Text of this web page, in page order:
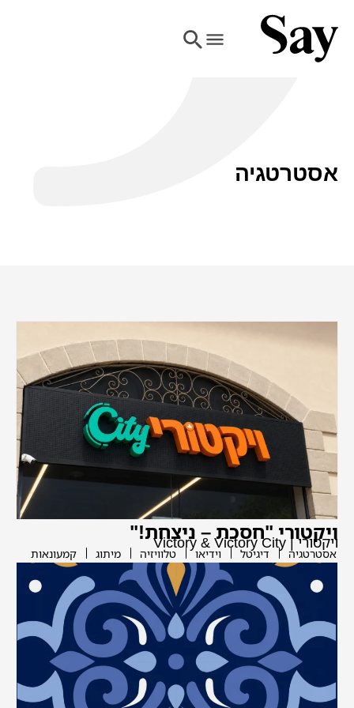
אסטרטגיה
ויקטורי "חסכת – ניצחת!"
ויקטורי | Victory & Victory City
אסטרטגיה דיגיטל וידיאו טלוויזיה מיתוג קמעונאות